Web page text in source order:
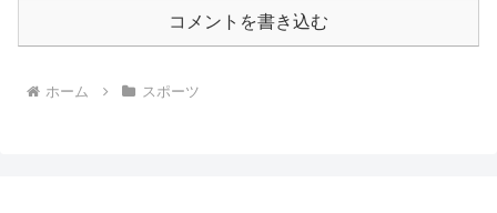
コメントを書き込む
ホーム スポーツ